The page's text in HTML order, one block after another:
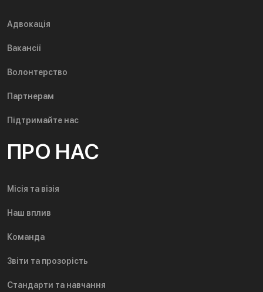
Адвокація
Вакансії
Волонтерство
Партнерам
Підтримайте нас
ПРО НАС
Місія та візія
Наш вплив
Команда
Звіти та прозорість
Стандарти та навчання